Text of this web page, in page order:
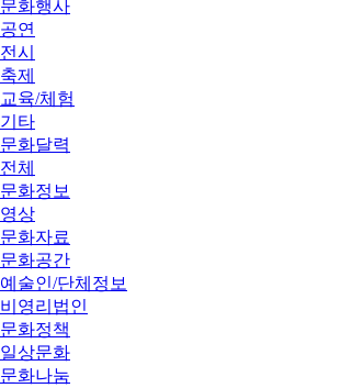
문화행사
공연
전시
축제
교육/체험
기타
문화달력
전체
문화정보
영상
문화자료
문화공간
예술인/단체정보
비영리법인
문화정책
일상문화
문화나눔